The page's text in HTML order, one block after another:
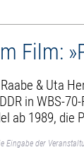
Film:
& Uta
in WBS-
ab 1989, die
Eingabe der